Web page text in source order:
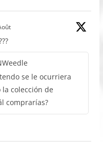
se le ocurriera
colección de
comprarías?